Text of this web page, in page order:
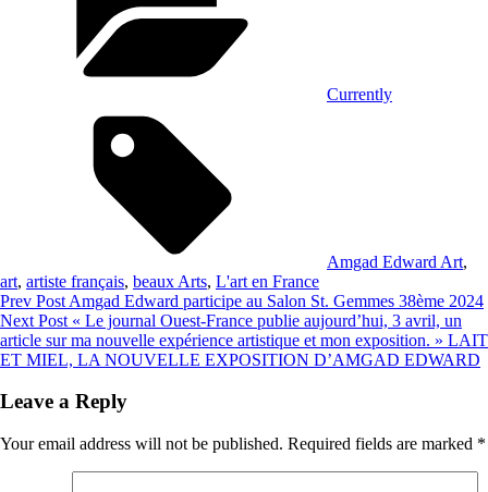
Currently
Amgad Edward Art,
art, artiste français, beaux Arts, L'art en France
Post
navigation
Previous
Post
Prev Post Amgad Edward participe au Salon St. Gemmes 38ème 2024
Next
Post
Next Post « Le journal Ouest‑France publie aujourd’hui, 3 avril, un
article sur ma nouvelle expérience artistique et mon exposition. » LAIT
ET MIEL, LA NOUVELLE EXPOSITION D’AMGAD EDWARD
Leave a Reply
Your email address will not be published. Required fields are marked *